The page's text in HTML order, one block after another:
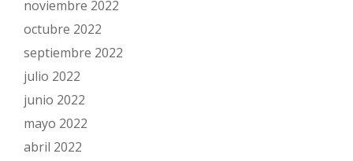
noviembre 2022
octubre 2022
septiembre 2022
julio 2022
junio 2022
mayo 2022
abril 2022